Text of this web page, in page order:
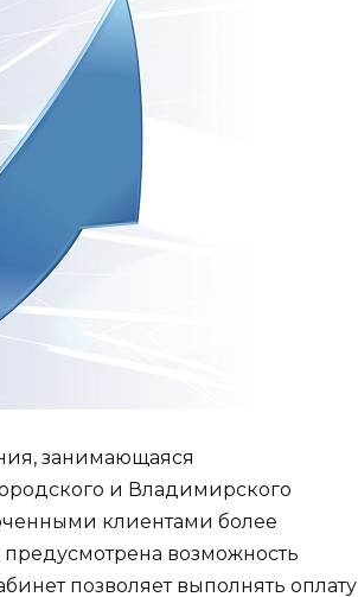
занимающаяся
и Владимирского
клиентами более
возможность
позволяет выполнять оплату